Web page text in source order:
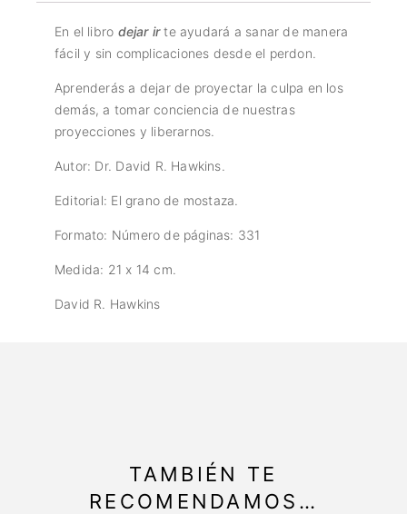
En el libro dejar ir te ayudará a sanar de manera
fácil y sin complicaciones desde el perdon.
Aprenderás a dejar de proyectar la culpa en los
demás, a tomar conciencia de nuestras
proyecciones y liberarnos.
Autor: Dr. David R. Hawkins.
Editorial: El grano de mostaza.
Formato: Número de páginas: 331
Medida: 21 x 14 cm.
David R. Hawkins
TAMBIÉN TE
RECOMENDAMOS…